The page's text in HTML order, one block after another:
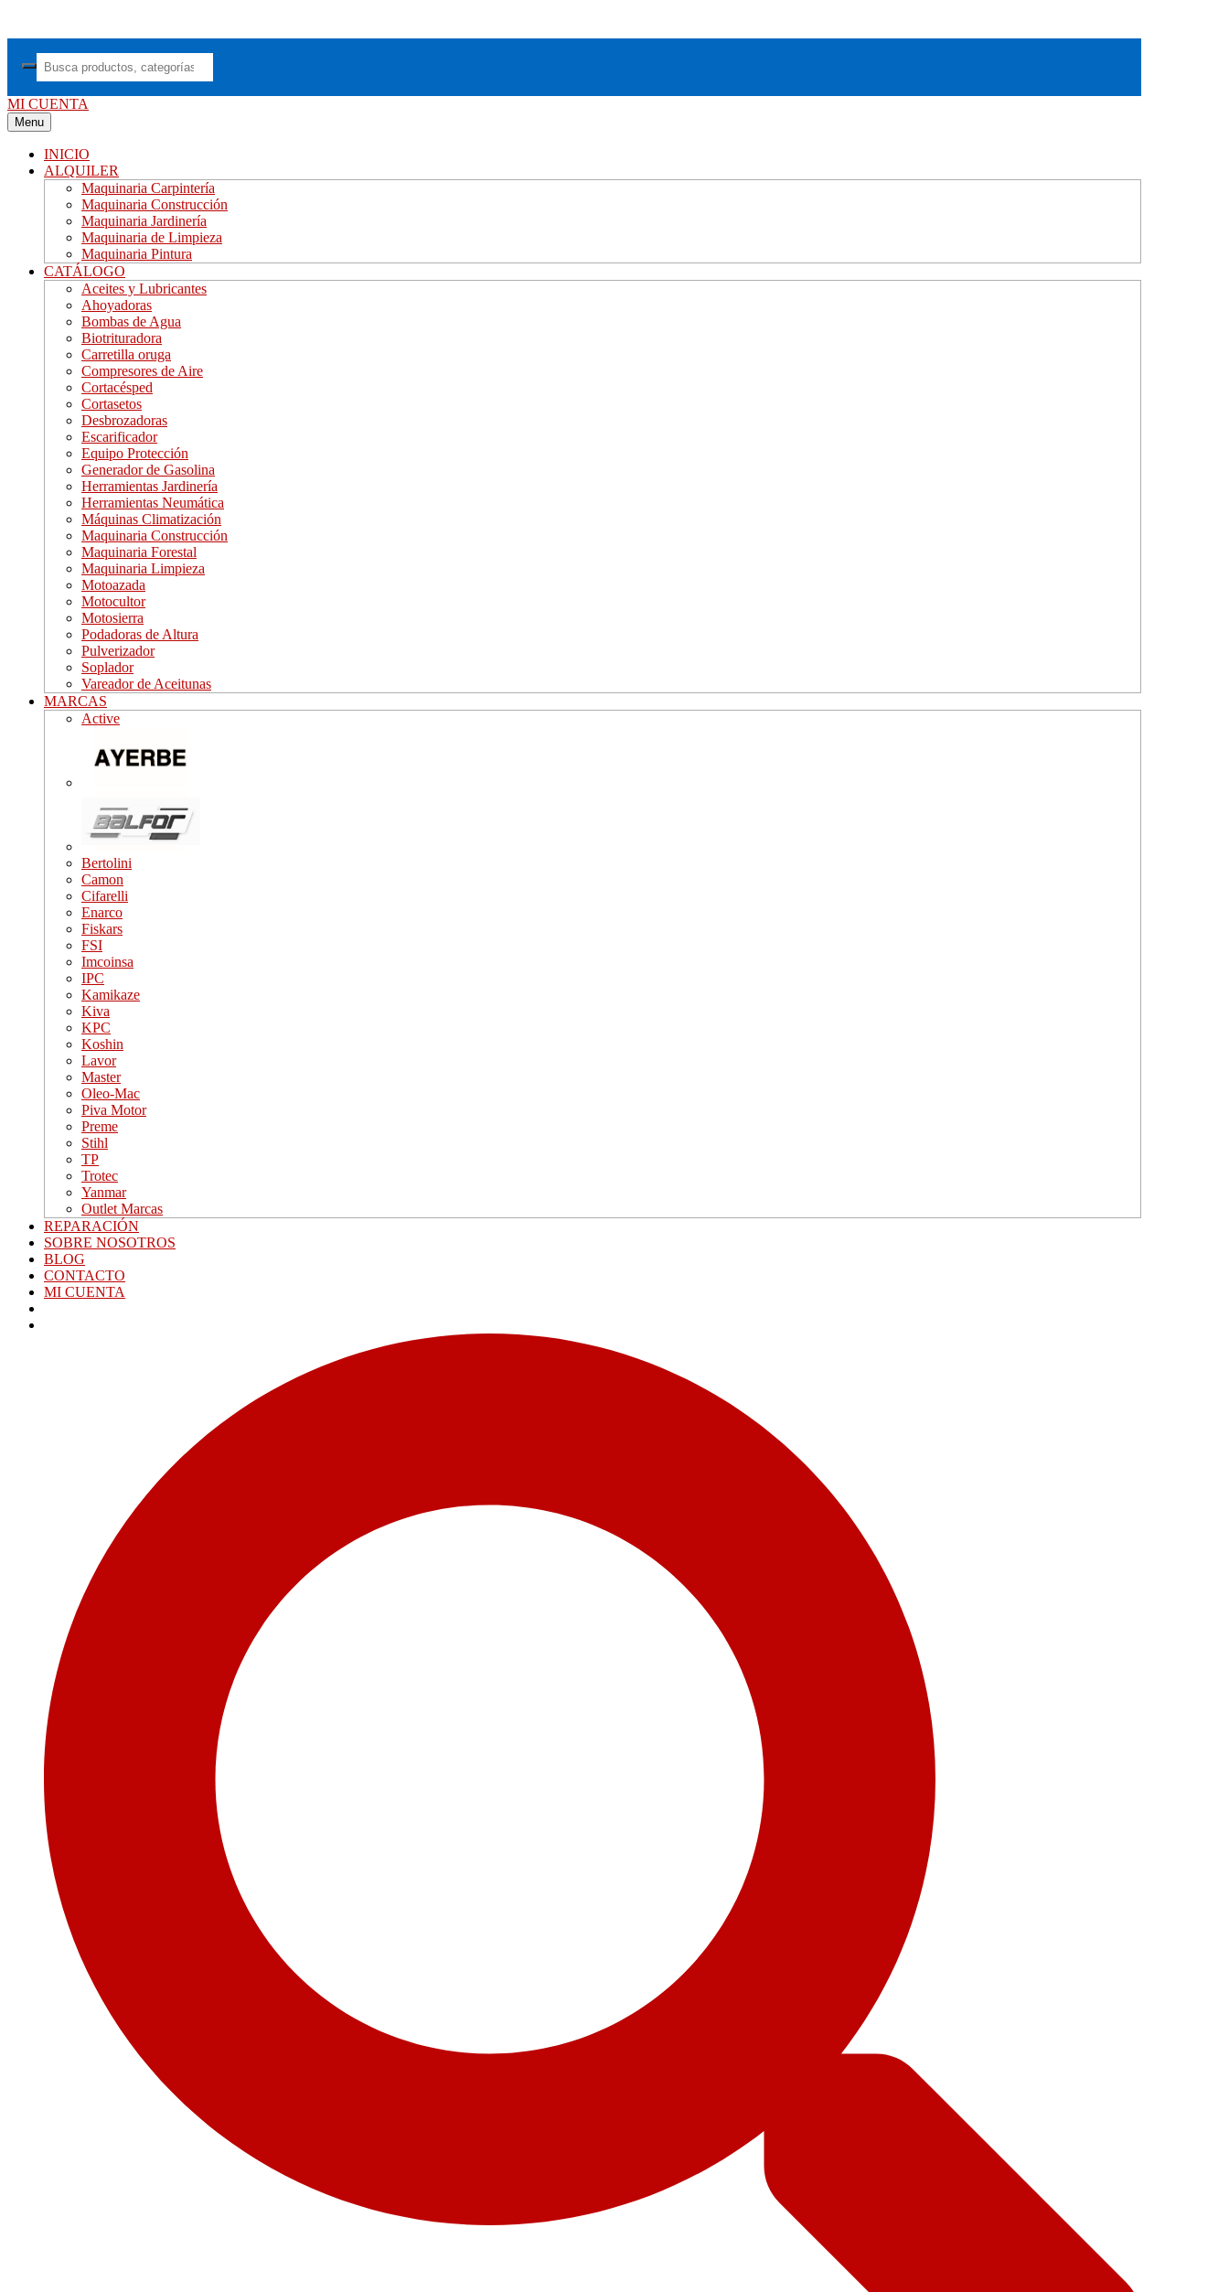
MI CUENTA
Menu
INICIO
ALQUILER
Maquinaria Carpintería
Maquinaria Construcción
Maquinaria Jardinería
Maquinaria de Limpieza
Maquinaria Pintura
CATÁLOGO
Aceites y Lubricantes
Ahoyadoras
Bombas de Agua
Biotrituradora
Carretilla oruga
Compresores de Aire
Cortacésped
Cortasetos
Desbrozadoras
Escarificador
Equipo Protección
Generador de Gasolina
Herramientas Jardinería
Herramientas Neumática
Máquinas Climatización
Maquinaria Construcción
Maquinaria Forestal
Maquinaria Limpieza
Motoazada
Motocultor
Motosierra
Podadoras de Altura
Pulverizador
Soplador
Vareador de Aceitunas
MARCAS
Active
Bertolini
Camon
Cifarelli
Enarco
Fiskars
FSI
Imcoinsa
IPC
Kamikaze
Kiva
KPC
Koshin
Lavor
Master
Oleo-Mac
Piva Motor
Preme
Stihl
TP
Trotec
Yanmar
Outlet Marcas
REPARACIÓN
SOBRE NOSOTROS
BLOG
CONTACTO
MI CUENTA